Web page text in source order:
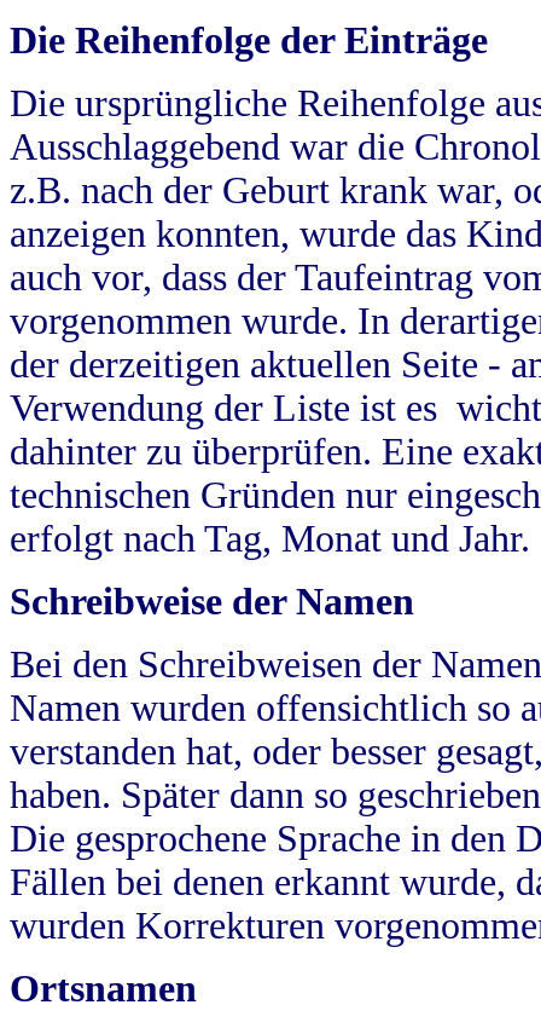
Die Reihenfolge der Einträge
Die ursprüngliche Reihenfolge
Ausschlaggebend war die
z.B. nach der Geburt krank war,
anzeigen konnten, wurde das
auch vor, dass der Taufeintrag
vorgenommen wurde. In
der derzeitigen aktuellen Seite -
Verwendung der Liste ist es
dahinter zu überprüfen. Eine
technischen Gründen nur
erfolgt nach Tag, Monat und Jahr.
Schreibweise der Namen
Bei den Schreibweisen der
Namen wurden offensichtlich so
verstanden hat, oder besser
haben. Später dann so
Die gesprochene Sprache in
Fällen bei denen erkannt wurde,
wurden Korrekturen
Ortsnamen